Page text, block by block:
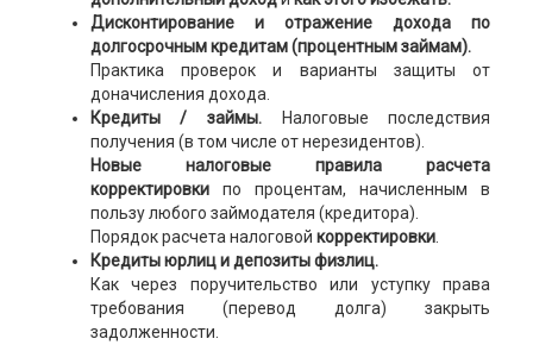
Дисконтирование и отражение дохода по
долгосрочным кредитам (процентным займам).
Практика проверок и варианты защиты от
доначисления дохода.
Кредиты / займы.
Налоговые последствия
получения (в том числе от нерезидентов).
Новые налоговые правила расчета
корректировки по процентам, начисленным в
пользу любого займодателя (кредитора).
Порядок расчета налоговой корректировки.
Кредиты юрлиц и депозиты физлиц.
Как через поручительство или уступку права
требования (перевод долга) закрыть
задолженности.